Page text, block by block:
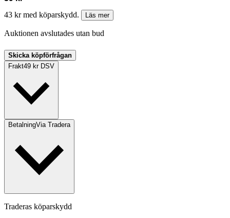
43 kr med köparskydd.
Läs mer
Auktionen avslutades utan bud
Skicka köpförfrågan
Frakt49 kr DSV
BetalningVia Tradera
Traderas köparskydd